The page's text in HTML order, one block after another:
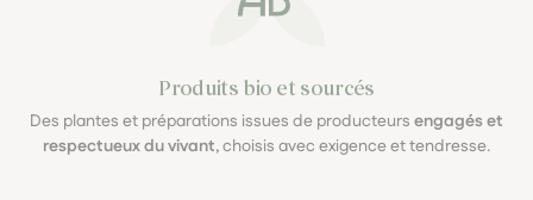
Produits bio et sourcés
Des plantes et préparations issues de producteurs engagés et
respectueux du vivant, choisis avec exigence et tendresse.